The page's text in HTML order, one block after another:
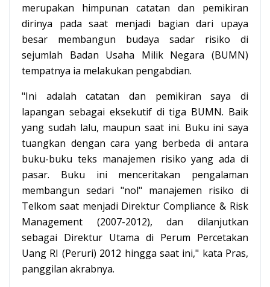
merupakan himpunan catatan dan pemikiran
dirinya pada saat menjadi bagian dari upaya
besar membangun budaya sadar risiko di
sejumlah Badan Usaha Milik Negara (BUMN)
tempatnya ia melakukan pengabdian.
"Ini adalah catatan dan pemikiran saya di
lapangan sebagai eksekutif di tiga BUMN. Baik
yang sudah lalu, maupun saat ini. Buku ini saya
tuangkan dengan cara yang berbeda di antara
buku-buku teks manajemen risiko yang ada di
pasar. Buku ini menceritakan pengalaman
membangun sedari "nol" manajemen risiko di
Telkom saat menjadi Direktur Compliance & Risk
Management (2007-2012), dan dilanjutkan
sebagai Direktur Utama di Perum Percetakan
Uang RI (Peruri) 2012 hingga saat ini," kata Pras,
panggilan akrabnya.